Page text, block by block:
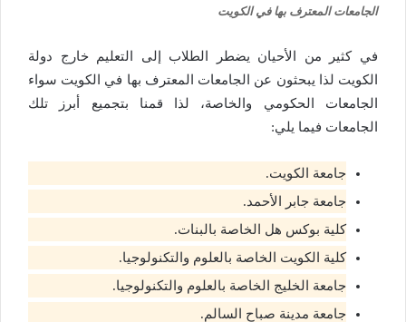
الجامعات المعترف بها في الكويت
في كثير من الأحيان يضطر الطلاب إلى التعليم خارج دولة
الكويت لذا يبحثون عن الجامعات المعترف بها في الكويت سواء
الجامعات الحكومي والخاصة، لذا قمنا بتجميع أبرز تلك
الجامعات فيما يلي:
جامعة الكويت.
جامعة جابر الأحمد.
كلية بوكس هل الخاصة بالبنات.
كلية الكويت الخاصة بالعلوم والتكنولوجيا.
جامعة الخليج الخاصة بالعلوم والتكنولوجيا.
جامعة مدينة صباح السالم.